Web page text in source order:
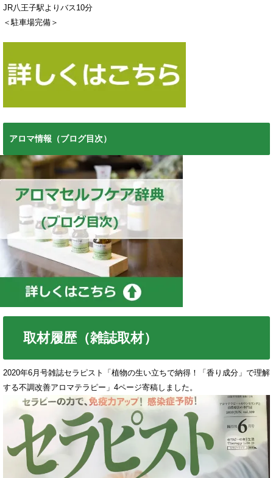
JR八王子駅よりバス10分
＜駐車場完備＞
アロマ情報（ブログ目次）
取材履歴（雑誌取材）
2020年6月号雑誌セラピスト「植物の生い立ちで納得！「香り成分」で理解
する不調改善アロマテラピー」4ページ寄稿しました。